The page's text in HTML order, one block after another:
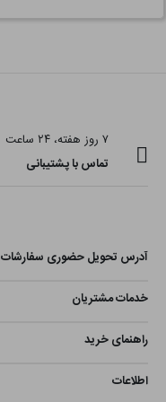
۷ روز هفته، ۲۴ ساعت
تماس با پشتیبانی
آدرس تحویل حضوری سفارشات
خدمات مشتریان
راهنمای خرید
اطلاعات